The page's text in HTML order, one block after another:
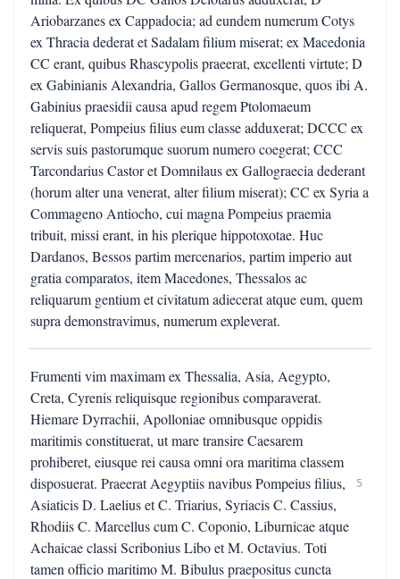
Ariobarzanes ex Cappadocia; ad eundem numerum Cotys
ex Thracia dederat et Sadalam filium miserat; ex Macedonia
CC erant, quibus Rhascypolis praeerat, excellenti virtute; D
ex Gabinianis Alexandria, Gallos Germanosque, quos ibi A.
Gabinius praesidii causa apud regem Ptolomaeum
reliquerat, Pompeius filius eum classe adduxerat; DCCC ex
servis suis pastorumque suorum numero coegerat; CCC
Tarcondarius Castor et Domnilaus ex Gallograecia dederant
(horum alter una venerat, alter filium miserat); CC ex Syria a
Commageno Antiocho, cui magna Pompeius praemia
tribuit, missi erant, in his plerique hippotoxotae. Huc
Dardanos, Bessos partim mercenarios, partim imperio aut
gratia comparatos, item Macedones, Thessalos ac
reliquarum gentium et civitatum adiecerat atque eum, quem
supra demonstravimus, numerum expleverat.
Frumenti vim maximam ex Thessalia, Asia, Aegypto,
Creta, Cyrenis reliquisque regionibus comparaverat.
Hiemare Dyrrachii, Apolloniae omnibusque oppidis
maritimis constituerat, ut mare transire Caesarem
prohiberet, eiusque rei causa omni ora maritima classem
disposuerat. Praeerat Aegyptiis navibus Pompeius filius,
Asiaticis D. Laelius et C. Triarius, Syriacis C. Cassius,
Rhodiis C. Marcellus cum C. Coponio, Liburnicae atque
Achaicae classi Scribonius Libo et M. Octavius. Toti
tamen officio maritimo M. Bibulus praepositus cuncta
5